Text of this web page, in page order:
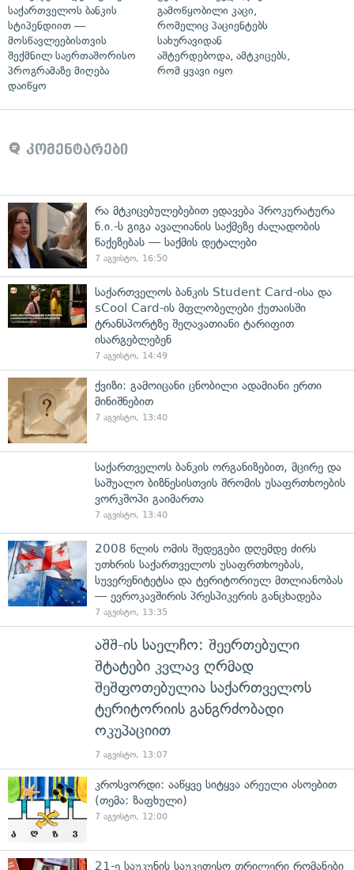
საქართველოს ბანკის
სტიპენდიით —
მოსწავლეებისთვის
შექმნილ საერთაშორისო
პროგრამაზე მიღება
დაიწყო
გამოწყობილი კაცი,
რომელიც პაციენტებს
სახურავიდან
აშტერდებოდა, ამტკიცებს,
რომ ყვავი იყო
კომენტარები
რა მტკიცებულებებით ედავება პროკურატურა
ნ.ი.-ს გიგა ავალიანის საქმეზე ძალადობის
წაქეზებას — საქმის დეტალები
7 აგვისტო, 16:50
საქართველოს ბანკის Student Card-ისა და
sCool Card-ის მფლობელები ქუთაისში
ტრანსპორტზე შეღავათიანი ტარიფით
ისარგებლებენ
7 აგვისტო, 14:49
ქვიზი: გამოიცანი ცნობილი ადამიანი ერთი
მინიშნებით
7 აგვისტო, 13:40
საქართველოს ბანკის ორგანიზებით, მცირე და
საშუალო ბიზნესისთვის შრომის უსაფრთხოების
ვორკშოპი გაიმართა
7 აგვისტო, 13:40
2008 წლის ომის შედეგები დღემდე ძირს
უთხრის საქართველოს უსაფრთხოებას,
სუვერენიტეტსა და ტერიტორიულ მთლიანობას
— ევროკავშირის პრესპიკერის განცხადება
7 აგვისტო, 13:35
აშშ-ის საელჩო: შეერთებული
შტატები კვლავ ღრმად
შეშფოთებულია საქართველოს
ტერიტორიის განგრძობადი
ოკუპაციით
7 აგვისტო, 13:07
კროსვორდი: ააწყვე სიტყვა არეული ასოებით
(თემა: ზაფხული)
7 აგვისტო, 12:00
21-ე საუკუნის საუკეთესო თრილერი რომანები